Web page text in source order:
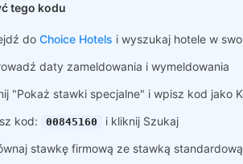
tego kodu
do Choice Hotels i wyszukaj hotele w
daty zameldowania i wymeldowania
"Pokaż stawki specjalne" i wpisz kod jako
kod:
00845160
i kliknij Szukaj
stawkę firmową ze stawką